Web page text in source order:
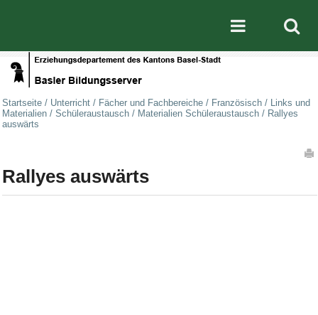
Mobile
Startseite / Unterricht / Fächer und Fachbereiche / Französisch /
Links und
Materialien / Schüleraustausch / Materialien Schüleraustausch / Rallyes
auswärts
Rallyes auswärts